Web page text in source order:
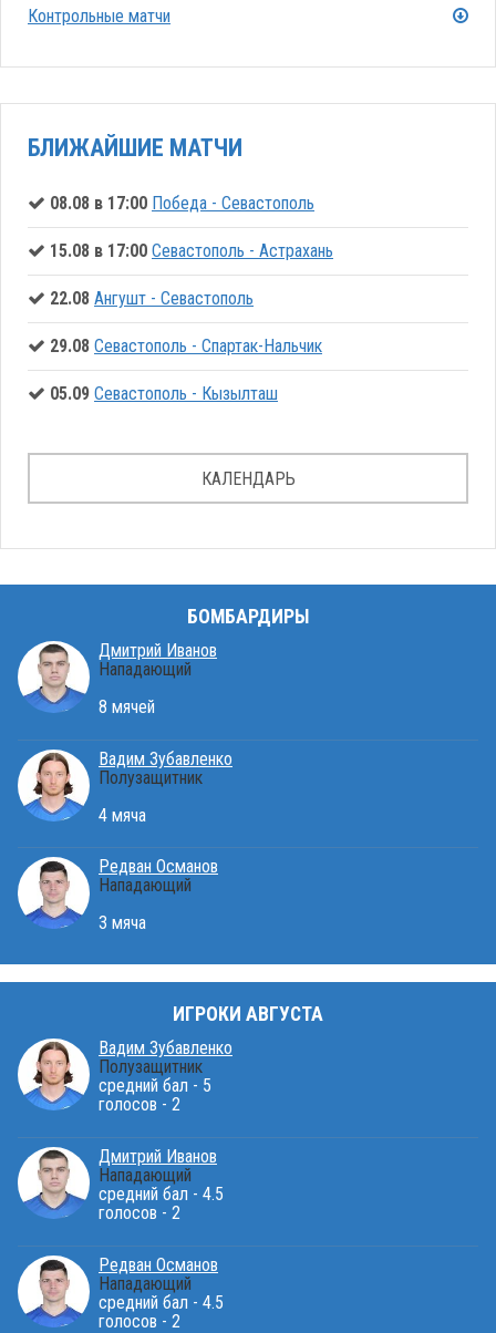
Контрольные матчи
БЛИЖАЙШИЕ МАТЧИ
08.08 в 17:00 Победа - Севастополь
15.08 в 17:00 Севастополь - Астрахань
22.08 Ангушт - Севастополь
29.08 Севастополь - Спартак-Нальчик
05.09 Севастополь - Кызылташ
КАЛЕНДАРЬ
БОМБАРДИРЫ
Дмитрий Иванов
Нападающий
8 мячей
Вадим Зубавленко
Полузащитник
4 мяча
Редван Османов
Нападающий
3 мяча
ИГРОКИ АВГУСТА
Вадим Зубавленко
Полузащитник
средний бал - 5
голосов - 2
Дмитрий Иванов
Нападающий
средний бал - 4.5
голосов - 2
Редван Османов
Нападающий
средний бал - 4.5
голосов - 2